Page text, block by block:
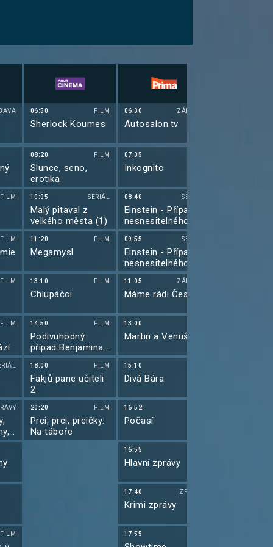
FILM
FILM
FILM
FILM
FILM
06:50 FILM
Sherlock Koumes
08:20 FILM
Slunce, seno,
erotika
10:05 SERIÁL
Malý pitaval z
velkého města (1)
11:20 FILM
Megamysl
13:10 FILM
Chlupáčci
14:50 FILM
Podivuhodný
případ Benjamina
Buttona
18:00 FILM
Fakjů pane učiteli
2
20:20 FILM
Prci, prci, prcičky:
Na táboře
06:30 ZÁBAVA
Autosalon.tv
07:35
Inkognito
08:40 SERIÁL
Einstein - Případy
nesnesitelného
génia (3)
09:55 SERIÁL
Einstein - Případy
nesnesitelného
génia (4)
11:05 ZÁBAVA
Máme rádi Česko
13:00
Martin a Venuše
15:10
Divá Bára
16:52
Počasí
16:55
Hlavní zprávy
17:40 ZPRÁVY
Krimi zprávy
17:55